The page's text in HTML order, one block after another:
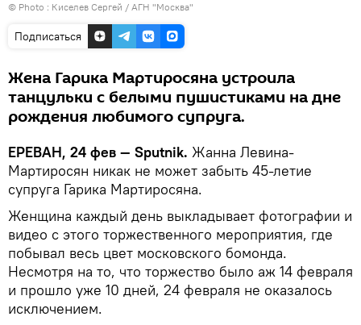
© Photo : Киселев Сергей / АГН "Москва"
Подписаться
Жена Гарика Мартиросяна устроила
танцульки с белыми пушистиками на дне
рождения любимого супруга.
ЕРЕВАН, 24 фев — Sputnik. Жанна Левина-
Мартиросян никак не может забыть 45-летие
супруга Гарика Мартиросяна.
Женщина каждый день выкладывает фотографии и
видео с этого торжественного мероприятия, где
побывал весь цвет московского бомонда.
Несмотря на то, что торжество было аж 14 февраля
и прошло уже 10 дней, 24 февраля не оказалось
исключением.